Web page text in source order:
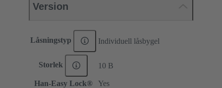
Version
Låsningstyp Individuell låsbygel
Storlek 10 B
Han-Easy Lock® Yes